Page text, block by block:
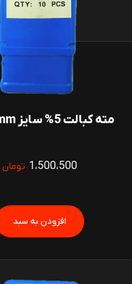
مته کبالت 5% سایز LX 11mm
1،500،500 تومان